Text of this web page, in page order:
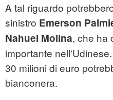
A tal riguardo
sinistro Emerson
Nahuel Molina, che ha
importante
30 milioni di euro
bianconera.